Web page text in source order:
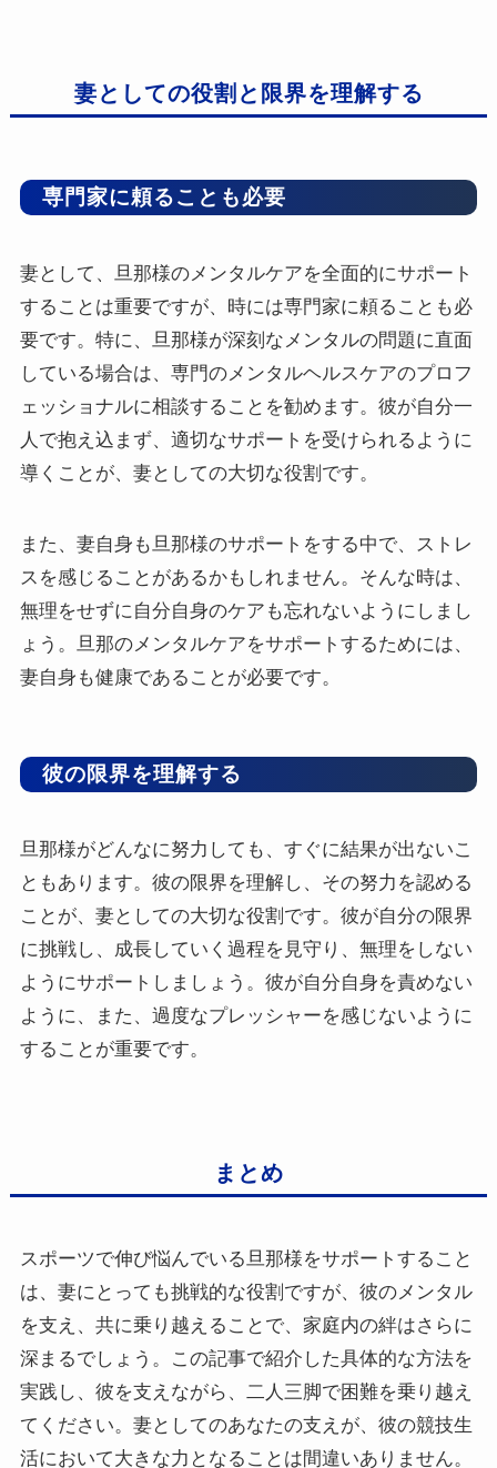
妻としての役割と限界を理解する
専門家に頼ることも必要
妻として、旦那様のメンタルケアを全面的にサポート
することは重要ですが、時には専門家に頼ることも必
要です。特に、旦那様が深刻なメンタルの問題に直面
している場合は、専門のメンタルヘルスケアのプロフ
ェッショナルに相談することを勧めます。彼が自分一
人で抱え込まず、適切なサポートを受けられるように
導くことが、妻としての大切な役割です。
また、妻自身も旦那様のサポートをする中で、ストレ
スを感じることがあるかもしれません。そんな時は、
無理をせずに自分自身のケアも忘れないようにしまし
ょう。旦那のメンタルケアをサポートするためには、
妻自身も健康であることが必要です。
彼の限界を理解する
旦那様がどんなに努力しても、すぐに結果が出ないこ
ともあります。彼の限界を理解し、その努力を認める
ことが、妻としての大切な役割です。彼が自分の限界
に挑戦し、成長していく過程を見守り、無理をしない
ようにサポートしましょう。彼が自分自身を責めない
ように、また、過度なプレッシャーを感じないように
することが重要です。
まとめ
スポーツで伸び悩んでいる旦那様をサポートすること
は、妻にとっても挑戦的な役割ですが、彼のメンタル
を支え、共に乗り越えることで、家庭内の絆はさらに
深まるでしょう。この記事で紹介した具体的な方法を
実践し、彼を支えながら、二人三脚で困難を乗り越え
てください。妻としてのあなたの支えが、彼の競技生
活において大きな力となることは間違いありません。